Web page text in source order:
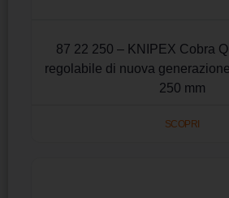
87 22 250 – KNIPEX Cobra
regolabile di nuova
250 mm
SCOPRI